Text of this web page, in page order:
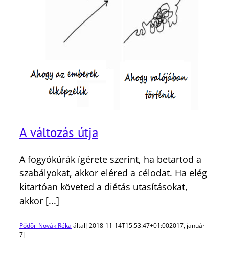
A változás útja
A fogyókúrák ígérete szerint, ha betartod a
szabályokat, akkor eléred a célodat. Ha elég
kitartóan követed a diétás utasításokat,
akkor [...]
Pődör-Novák Réka által|2018-11-14T15:53:47+01:002017, január
7|